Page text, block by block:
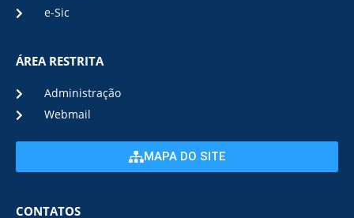
e-Sic
ÁREA RESTRITA
Administração
Webmail
MAPA DO SITE
CONTATOS